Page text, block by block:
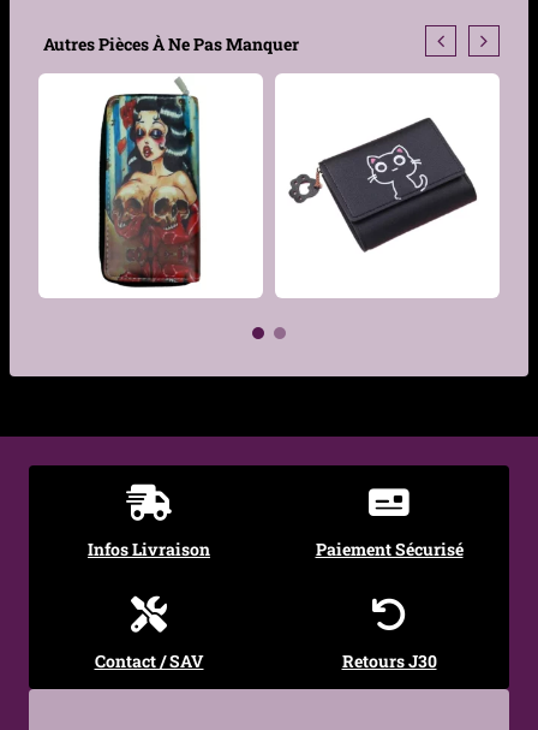
Couleur
Matière
Taille 7.7cm x 10.7cm
Genre
Autres Pièces À Ne Pas Manquer
Infos Livraison Paiement Sécurisé
Contact / SAV Retours J30